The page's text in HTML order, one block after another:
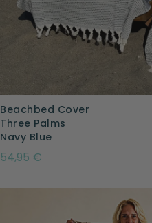
Beachbed Cover
Three Palms
Navy Blue
54,95 €